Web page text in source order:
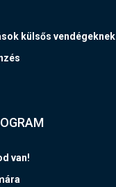
külsős vendégeknek
van!